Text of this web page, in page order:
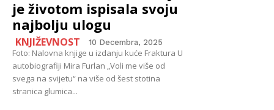
je životom ispisala svoju
najbolju ulogu
KNJIŽEVNOST 10 Decembra, 2025
Foto: Nalovna knjige u izdanju kuće Fraktura U
autobiografiji Mira Furlan „Voli me više od
svega na svijetu“ na više od šest stotina
stranica glumica...